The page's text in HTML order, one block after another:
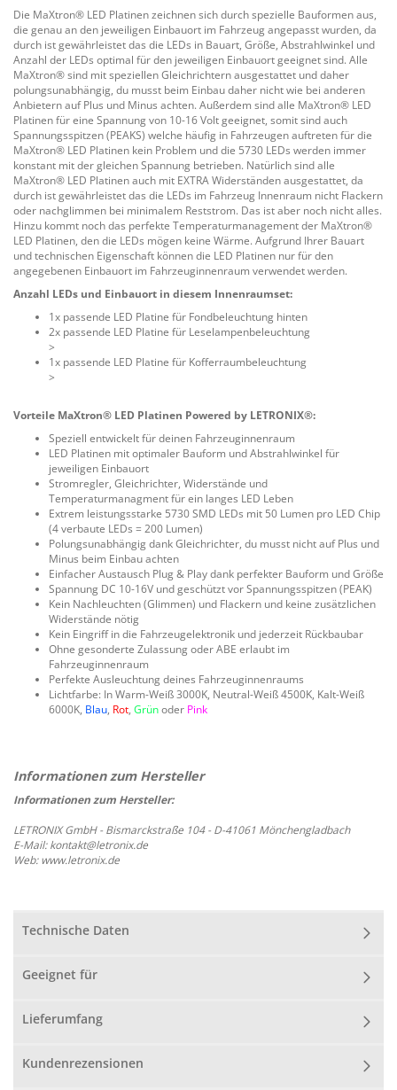
Die MaXtron® LED Platinen zeichnen sich durch spezielle Bauformen aus,
die genau an den jeweiligen Einbauort im Fahrzeug angepasst wurden, da
durch ist gewährleistet das die LEDs in Bauart, Größe, Abstrahlwinkel und
Anzahl der LEDs optimal für den jeweiligen Einbauort geeignet sind. Alle
MaXtron® sind mit speziellen Gleichrichtern ausgestattet und daher
polungsunabhängig, du musst beim Einbau daher nicht wie bei anderen
Anbietern auf Plus und Minus achten. Außerdem sind alle MaXtron® LED
Platinen für eine Spannung von 10-16 Volt geeignet, somit sind auch
Spannungsspitzen (PEAKS) welche häufig in Fahrzeugen auftreten für die
MaXtron® LED Platinen kein Problem und die 5730 LEDs werden immer
konstant mit der gleichen Spannung betrieben. Natürlich sind alle
MaXtron® LED Platinen auch mit EXTRA Widerständen ausgestattet, da
durch ist gewährleistet das die LEDs im Fahrzeug Innenraum nicht Flackern
oder nachglimmen bei minimalem Reststrom. Das ist aber noch nicht alles.
Hinzu kommt noch das perfekte Temperaturmanagement der MaXtron®
LED Platinen, den die LEDs mögen keine Wärme. Aufgrund Ihrer Bauart
und technischen Eigenschaft können die LED Platinen nur für den
angegebenen Einbauort im Fahrzeuginnenraum verwendet werden.
Anzahl LEDs und Einbauort in diesem Innenraumset:
1x passende LED Platine für Fondbeleuchtung hinten
2x passende LED Platine für Leselampenbeleuchtung
>
1x passende LED Platine für Kofferraumbeleuchtung
>
Vorteile MaXtron® LED Platinen Powered by LETRONIX®:
Speziell entwickelt für deinen Fahrzeuginnenraum
LED Platinen mit optimaler Bauform und Abstrahlwinkel für
jeweiligen Einbauort
Stromregler, Gleichrichter, Widerstände und
Temperaturmanagment für ein langes LED Leben
Extrem leistungsstarke 5730 SMD LEDs mit 50 Lumen pro LED Chip
(4 verbaute LEDs = 200 Lumen)
Polungsunabhängig dank Gleichrichter, du musst nicht auf Plus und
Minus beim Einbau achten
Einfacher Austausch Plug & Play dank perfekter Bauform und Größe
Spannung DC 10-16V und geschützt vor Spannungsspitzen (PEAK)
Kein Nachleuchten (Glimmen) und Flackern und keine zusätzlichen
Widerstände nötig
Kein Eingriff in die Fahrzeugelektronik und jederzeit Rückbaubar
Ohne gesonderte Zulassung oder ABE erlaubt im
Fahrzeuginnenraum
Perfekte Ausleuchtung deines Fahrzeuginnenraums
Lichtfarbe: In Warm-Weiß 3000K, Neutral-Weiß 4500K, Kalt-Weiß
6000K, Blau, Rot, Grünoder Pink
Informationen zum Hersteller:
LETRONIX GmbH - Bismarckstraße 104 - D-41061 Mönchengladbach
E-Mail: kontakt@letronix.de
Web: www.letronix.de
Technische Daten
Geeignet für
Lieferumfang
Kundenrezensionen